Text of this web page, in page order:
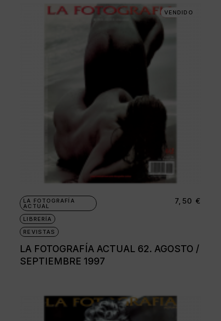
VENDIDO
LA FOTOGRAFÍA
ACTUAL
LIBRERÍA
REVISTAS
LA FOTOGRAFÍA ACTUAL 62. AGOSTO /
SEPTIEMBRE 1997
7,50 €